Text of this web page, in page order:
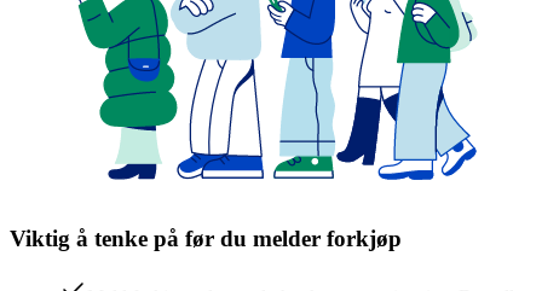
Viktig å tenke på før du melder forkjøp